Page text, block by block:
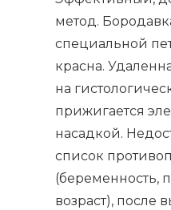
метод.
специальной
красна.
на
прижигается
насадкой.
список
(беременность,
возраст), после